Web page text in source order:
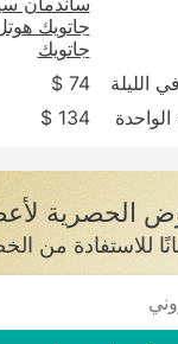
جاتويك
جاتويك
الليلة
74 $
134 $
الحصرية
للاستفادة من